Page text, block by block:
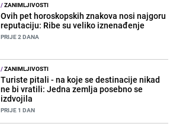
/ZANIMLJIVOSTI
Ovih pet horoskopskih znakova nosi najgoru
reputaciju: Ribe su veliko iznenađenje
PRIJE 2 DANA
/ZANIMLJIVOSTI
Turiste pitali - na koje se destinacije nikad
ne bi vratili: Jedna zemlja posebno se
izdvojila
PRIJE 1 DAN